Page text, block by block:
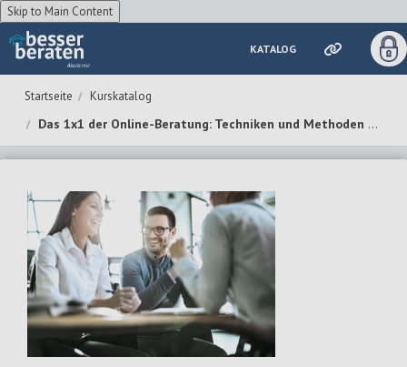
Skip to Main Content
Zum Hauptinhalt wechseln
KATALOG
Kurskatalog
Das 1x1 der Online-Beratung: Techniken und Methoden der kundenorientierten Beratung